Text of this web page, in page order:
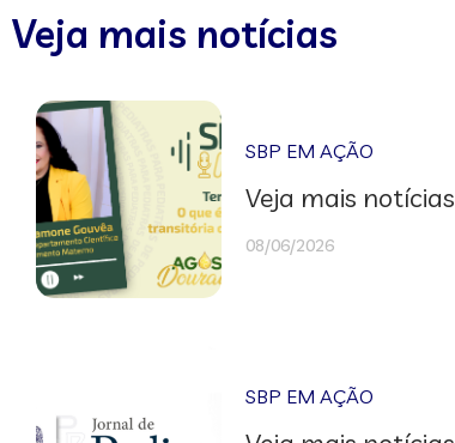
Veja mais notícias
SBP EM AÇÃO
Veja mais notícias
08/06/2026
SBP EM AÇÃO